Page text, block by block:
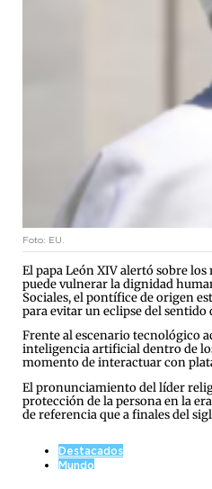
Foto: EU.
El papa León XIV alertó sobre
puede vulnerar la dignidad
Sociales, el pontífice de origen
para evitar un eclipse del sentido
Frente al escenario tecnológico
inteligencia artificial dentro de
momento de interactuar con
El pronunciamiento del líder
protección de la persona en la
de referencia que a finales del
Destacados
Mundo